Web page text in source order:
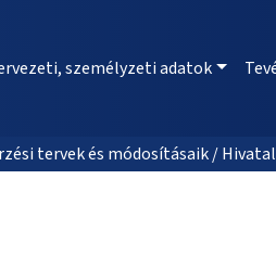
személyzeti adatok
tervek és módosításaik / Hivatal